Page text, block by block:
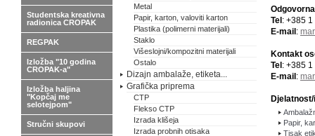
Metal
Papir, karton, valoviti karton
Plastika (polimerni materijali)
Staklo
Višeslojni/kompozitni materijali
Ostalo
Dizajn ambalaže, etiketa...
Grafička priprema
CTP
Flekso CTP
Izrada klišeja
Izrada probnih otisaka
Tel : +385
E-mail :
Kontakt
Tel : +385
E-mail :
Djelatnost/i
Papir,
Tisak
Studentska kreativna
radionica CROPAK
REGPAK
Izložba "10 godina
CROPAK-a"
Izložba haljina
"Kopčaj me
selotejpom"
Stručni skupovi